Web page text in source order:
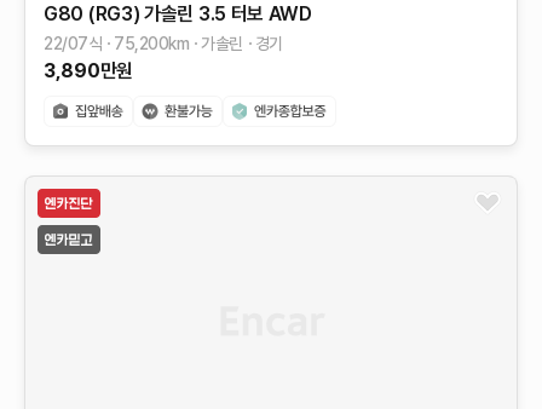
G80 (RG3) 가솔린 3.5 터보 AWD
22/07식 75,200km 가솔린 경기
3,890만원